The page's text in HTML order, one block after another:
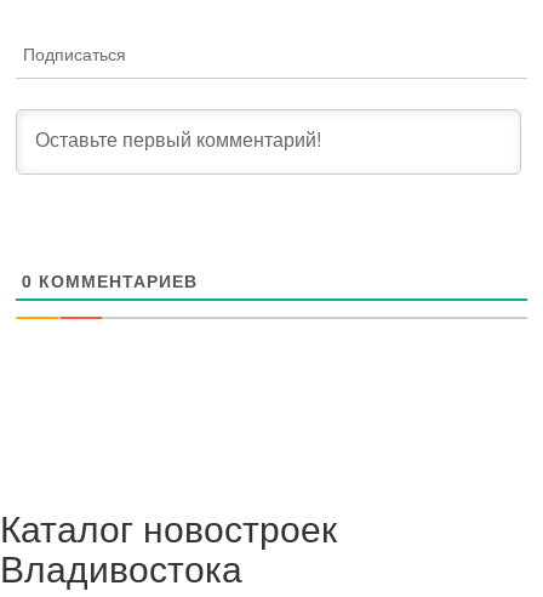
Подписаться
0 КОММЕНТАРИЕВ
Каталог новостроек
Владивостока